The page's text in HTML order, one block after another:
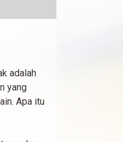
adalah
yang
Apa itu